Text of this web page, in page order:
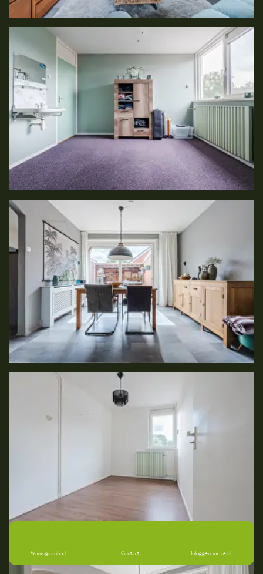
Woningaanbod Contact Inloggen move.nl